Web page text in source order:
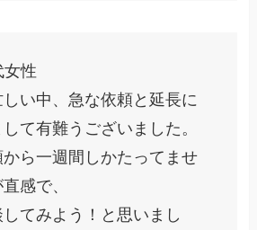
女性
い中、急な依頼と延長に
て有難うございました。
ら一週間しかたってませ
感で、
てみよう！と思いまし